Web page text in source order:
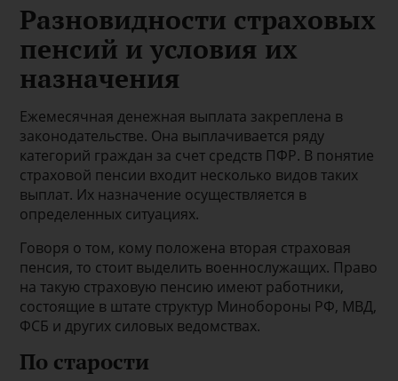
Разновидности страховых
пенсий и условия их
назначения
Ежемесячная денежная выплата закреплена в
законодательстве. Она выплачивается ряду
категорий граждан за счет средств ПФР. В понятие
страховой пенсии входит несколько видов таких
выплат. Их назначение осуществляется в
определенных ситуациях.
Говоря о том, кому положена вторая страховая
пенсия, то стоит выделить военнослужащих. Право
на такую страховую пенсию имеют работники,
состоящие в штате структур Минобороны РФ, МВД,
ФСБ и других силовых ведомствах.
По старости